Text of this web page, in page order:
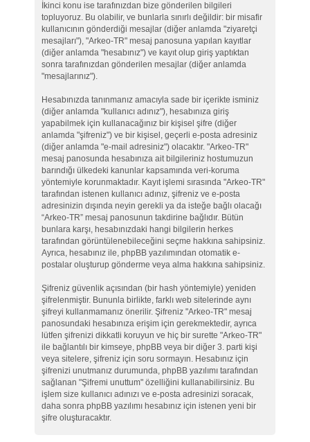
İkinci konu ise tarafınızdan bize gönderilen bilgileri
topluyoruz. Bu olabilir, ve bunlarla sınırlı değildir: bir misafir
kullanıcının gönderdiği mesajlar (diğer anlamda "ziyaretçi
mesajları"), "Arkeo-TR" mesaj panosuna yapılan kayıtlar
(diğer anlamda "hesabınız") ve kayıt olup giriş yaptıktan
sonra tarafınızdan gönderilen mesajlar (diğer anlamda
"mesajlarınız").
Hesabınızda tanınmanız amacıyla sade bir içerikte isminiz
(diğer anlamda "kullanıcı adınız"), hesabınıza giriş
yapabilmek için kullanacağınız bir kişisel şifre (diğer
anlamda "şifreniz") ve bir kişisel, geçerli e-posta adresiniz
(diğer anlamda "e-mail adresiniz") olacaktır. "Arkeo-TR"
mesaj panosunda hesabınıza ait bilgileriniz hostumuzun
barındığı ülkedeki kanunlar kapsamında veri-koruma
yöntemiyle korunmaktadır. Kayıt işlemi sırasında "Arkeo-TR"
tarafından istenen kullanıcı adınız, şifreniz ve e-posta
adresinizin dışında neyin gerekli ya da isteğe bağlı olacağı
“Arkeo-TR” mesaj panosunun takdirine bağlıdır. Bütün
bunlara karşı, hesabınızdaki hangi bilgilerin herkes
tarafından görüntülenebileceğini seçme hakkına sahipsiniz.
Ayrıca, hesabınız ile, phpBB yazılımından otomatik e-
postalar oluşturup gönderme veya alma hakkına sahipsiniz.
Şifreniz güvenlik açısından (bir hash yöntemiyle) yeniden
şifrelenmiştir. Bununla birlikte, farklı web sitelerinde aynı
şifreyi kullanmamanız önerilir. Şifreniz "Arkeo-TR" mesaj
panosundaki hesabınıza erişim için gerekmektedir, ayrıca
lütfen şifrenizi dikkatli koruyun ve hiç bir surette "Arkeo-TR"
ile bağlantılı bir kimseye, phpBB veya bir diğer 3. parti kişi
veya sitelere, şifreniz için soru sormayın. Hesabınız için
şifrenizi unutmanız durumunda, phpBB yazılımı tarafından
sağlanan "Şifremi unuttum" özelliğini kullanabilirsiniz. Bu
işlem size kullanıcı adınızı ve e-posta adresinizi soracak,
daha sonra phpBB yazılımı hesabınız için istenen yeni bir
şifre oluşturacaktır.